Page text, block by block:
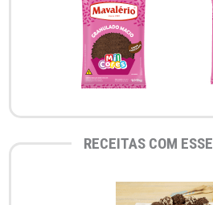
RECEITAS COM